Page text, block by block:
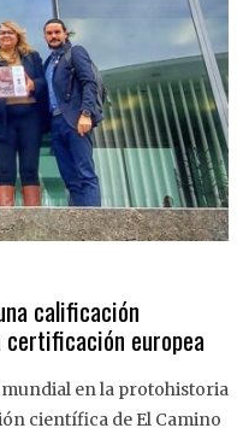
calificación
certificación europea
en la protohistoria
científica de El Camino